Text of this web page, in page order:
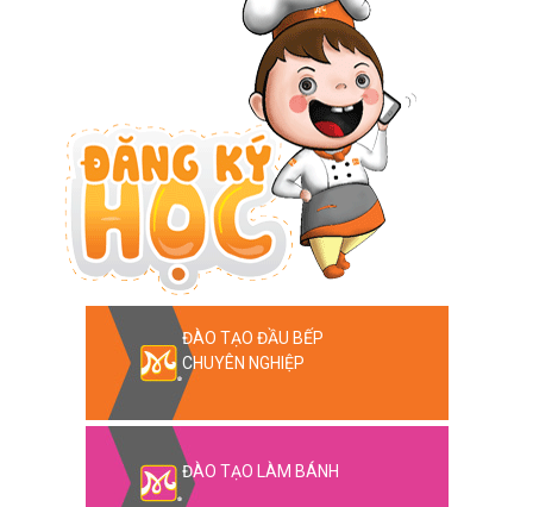
ĐÀO TẠO ĐẦU BẾP
CHUYÊN NGHIỆP
ĐÀO TẠO LÀM BÁNH